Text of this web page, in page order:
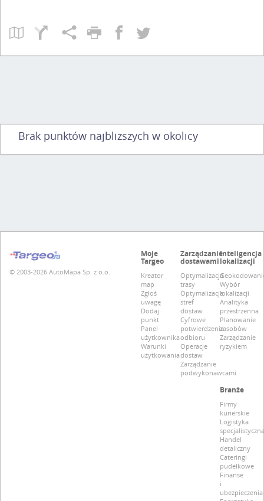
Brak punktów najbliższych w okolicy
© 2003-2026 AutoMapa Sp. z o.o.
Moje
Targeo
Kreator
map
Zgłoś
uwagę
Dodaj
punkt
Panel
użytkownika
Warunki
użytkowania
Zarządzanie
dostawami
Optymalizacja
trasy
Optymalizacja
stref
dostaw
Cyfrowe
potwierdzenie
odbioru
Operacje
dostaw
Zarządzanie
podwykonawcami
Inteligencja
lokalizacji
Wybór
lokalizacji
Analityka
przestrzenna
Planowanie
zasobów
Zarządzanie
ryzykiem
Branże
Firmy
kurierskie
Logistyka
specjalistyczna
Handel
detaliczny
Cateringi
pudełkowe
Finanse
i
ubezpieczenia